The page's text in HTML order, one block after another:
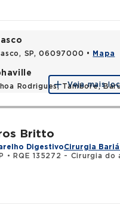
SP, 06097000 • Mapa
Rodrigues, Tambore,
Veja mais
Britto
DigestivoCirurgia
•
RQE 135272 - Cirurgia do